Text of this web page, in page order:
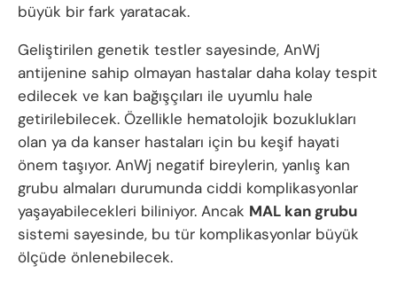
büyük bir fark yaratacak.
Geliştirilen genetik testler sayesinde, AnWj
antijenine sahip olmayan hastalar daha kolay tespit
edilecek ve kan bağışçıları ile uyumlu hale
getirilebilecek. Özellikle hematolojik bozuklukları
olan ya da kanser hastaları için bu keşif hayati
önem taşıyor. AnWj negatif bireylerin, yanlış kan
grubu almaları durumunda ciddi komplikasyonlar
yaşayabilecekleri biliniyor. Ancak MAL kan grubu
sistemi sayesinde, bu tür komplikasyonlar büyük
ölçüde önlenebilecek.